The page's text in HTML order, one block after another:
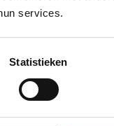
services.
Statistieken